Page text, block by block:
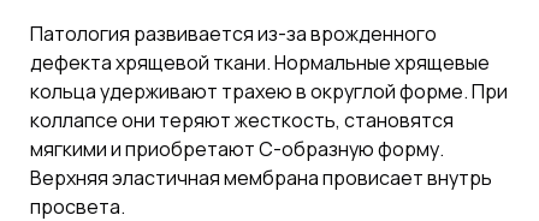
Патология развивается из-за врожденного
дефекта хрящевой ткани. Нормальные хрящевые
кольца удерживают трахею в округлой форме. При
коллапсе они теряют жесткость, становятся
мягкими и приобретают С-образную форму.
Верхняя эластичная мембрана провисает внутрь
просвета.